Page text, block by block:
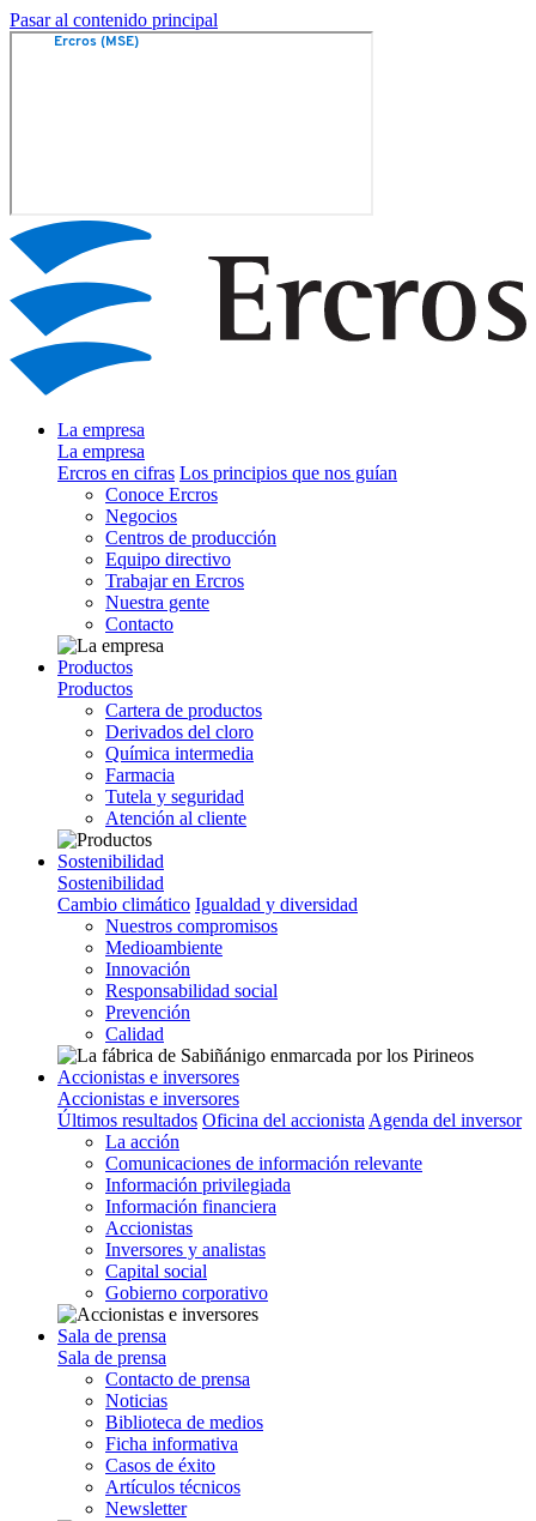
Pasar al contenido principal
La empresa
La empresa
Ercros en cifras Los principios que nos guían
Conoce Ercros
Negocios
Centros de producción
Equipo directivo
Trabajar en Ercros
Nuestra gente
Contacto
Productos
Productos
Cartera de productos
Derivados del cloro
Química intermedia
Farmacia
Tutela y seguridad
Atención al cliente
Sostenibilidad
Sostenibilidad
Cambio climático Igualdad y diversidad
Nuestros compromisos
Medioambiente
Innovación
Responsabilidad social
Prevención
Calidad
Accionistas e inversores
Accionistas e inversores
Últimos resultados Oficina del accionista Agenda del inversor
La acción
Comunicaciones de información relevante
Información privilegiada
Información financiera
Accionistas
Inversores y analistas
Capital social
Gobierno corporativo
Sala de prensa
Sala de prensa
Contacto de prensa
Noticias
Biblioteca de medios
Ficha informativa
Casos de éxito
Artículos técnicos
Newsletter